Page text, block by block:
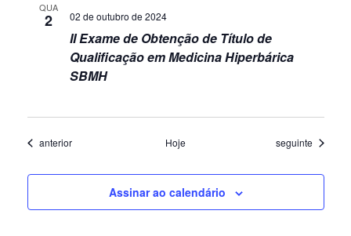
QUA
2
II Exame de Obtenção de Título de
Qualificação em Medicina Hiperbárica
SBMH
02 de outubro de 2024
Eventos
anterior Hoje Eventos
seguinte
Assinar ao calendário